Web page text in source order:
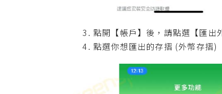
點開【帳戶】後，請點選【匯出
點選你想匯出的存摺 (外幣存摺)